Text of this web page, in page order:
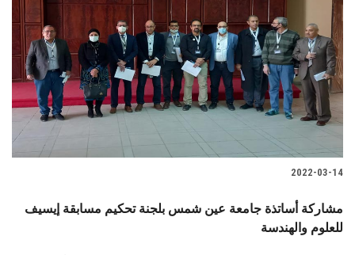
2022-03-14
مشاركة أساتذة جامعة عين شمس بلجنة تحكيم مسابقة إيسيف
للعلوم والهندسة